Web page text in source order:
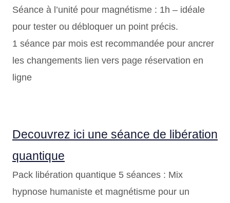
Séance à l’unité pour magnétisme : 1h – idéale
pour tester ou débloquer un point précis.
1 séance par mois est recommandée pour ancrer
les changements lien vers page réservation en
ligne
Decouvrez ici une séance de libération
quantique
Pack libération quantique 5 séances : Mix
hypnose humaniste et magnétisme pour un